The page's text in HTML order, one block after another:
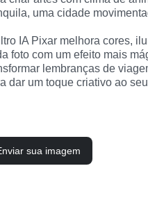
uma cidade
IA Pixar melhora cores,
foto com um efeito mais
lembranças de
dar um toque criativo ao
sua imagem